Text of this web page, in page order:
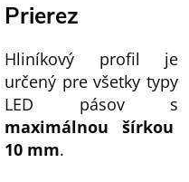
Prierez
Hliníkový profil je
určený pre všetky typy
LED pásov s
maximálnou šírkou
10 mm.